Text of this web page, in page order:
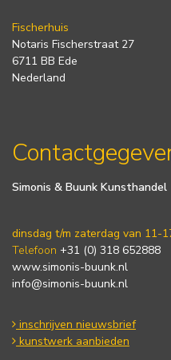
Fischerhuis
Notaris Fischerstraat 27
6711 BB Ede
Nederland
Simonis & Buunk Kunsthandel
dinsdag t/m zaterdag van 11-
Telefoon +31 (0) 318 652888
www.simonis-buunk.nl
info@simonis-buunk.nl
inschrijven nieuwsbrief
kunstwerk aanbieden